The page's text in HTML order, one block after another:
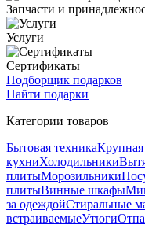
Запчасти и
Услуги
Сертификаты
Подборщик подарков
Найти подарки
Категории товаров
Бытовая техникаКрупная
кухниХолодильники
плитыМорозильники
плитыВинные шкафы
за одеждойСтиральные
встраиваемыеУтюги